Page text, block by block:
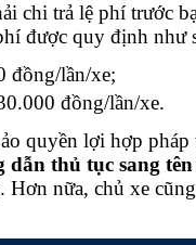
chi trả lệ phí trước
được quy định như
đồng/lần/xe;
đồng/lần/xe.
quyền lợi hợp
dẫn thủ tục sang
. Hơn nữa, chủ xe